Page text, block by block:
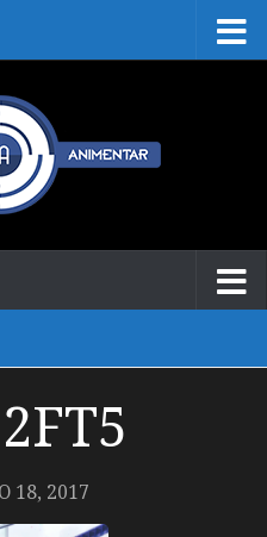
18, 2017